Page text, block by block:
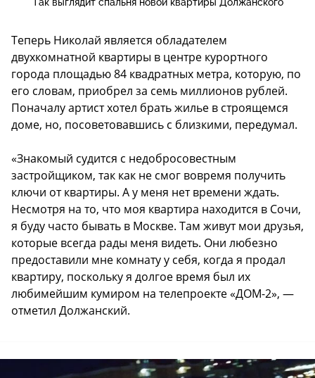
Теперь Николай является обладателем
двухкомнатной квартиры в центре курортного
города площадью 84 квадратных метра, которую, по
его словам, приобрел за семь миллионов рублей.
Поначалу артист хотел брать жилье в строящемся
доме, но, посоветовавшись с близкими, передумал.
«Знакомый судится с недобросовестным
застройщиком, так как не смог вовремя получить
ключи от квартиры. А у меня нет времени ждать.
Несмотря на то, что моя квартира находится в Сочи,
я буду часто бывать в Москве. Там живут мои друзья,
которые всегда рады меня видеть. Они любезно
предоставили мне комнату у себя, когда я продал
квартиру, поскольку я долгое время был их
любимейшим кумиром на телепроекте «ДОМ-2», —
отметил Должанский.